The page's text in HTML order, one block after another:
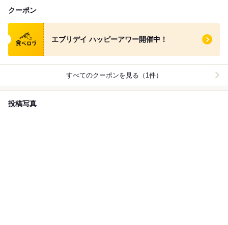
クーポン
食べログ クーポン
エブリデイ ハッピーアワー開催中！
すべてのクーポンを見る（1件）
投稿写真